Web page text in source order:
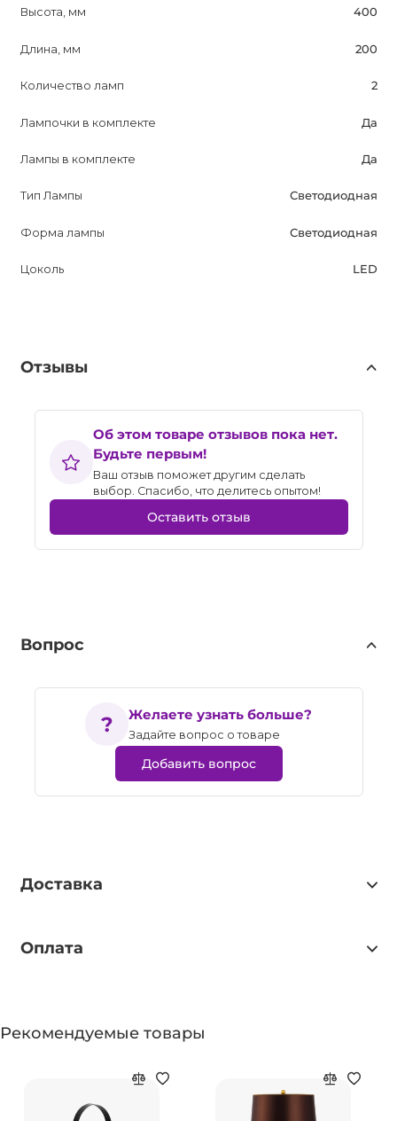
Высота, мм 400
Длина, мм 200
Количество ламп 2
Лампочки в комплекте Да
Лампы в комплекте Да
Тип Лампы Светодиодная
Форма лампы Светодиодная
Цоколь LED
Отзывы
Об этом товаре отзывов пока нет.
Будьте первым!
Ваш отзыв поможет другим сделать
выбор. Спасибо, что делитесь опытом!
Оставить отзыв
Вопрос
Желаете узнать больше?
Задайте вопрос о товаре
Добавить вопрос
Доставка
Оплата
Рекомендуемые товары